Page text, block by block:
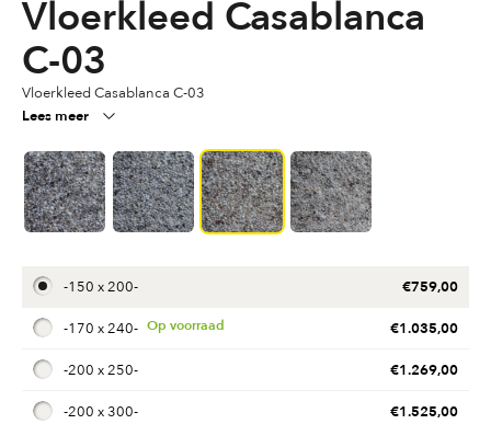
Vloerkleed Casablanca
C-03
Vloerkleed Casablanca C-03
Lees meer
-150 x 200- €759,00
-170 x 240- €1.035,00
-200 x 250- €1.269,00
-200 x 300- €1.525,00